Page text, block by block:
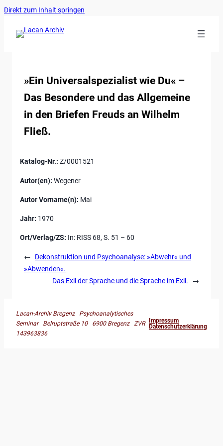
Direkt zum Inhalt springen
»Ein Universalspezialist wie Du« –
Das Besondere und das Allgemeine
in den Briefen Freuds an Wilhelm
Fließ.
Katalog-Nr.: Z/0001521
Autor(en): Wegener
Autor Vorname(n): Mai
Jahr: 1970
Ort/Verlag/ZS: In: RISS 68, S. 51 – 60
←
Dekonstruktion und Psychoanalyse: »Abwehr« und
»Abwenden«.
Das Exil der Sprache und die Sprache im Exil.
→
Lacan-Archiv Bregenz Psychoanalytisches
Seminar Belruptstraße 10 6900 Bregenz ZVR
143963836
Impressum
Datenschutzerklärung